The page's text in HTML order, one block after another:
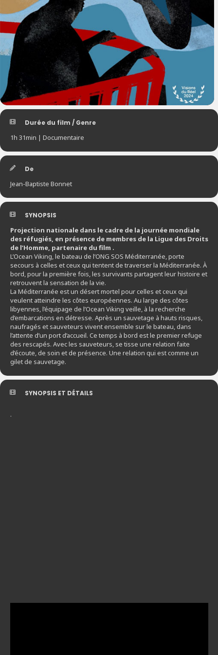
Durée du film / Genre
1h 31min | Documentaire
De
Jean-Baptiste Bonnet
SYNOPSIS
Projection nationale dans le cadre de la journée mondiale
des réfugiés, en présence de membres de la Ligue des Droits
de l’Homme, partenaire du film .
L’Ocean Viking, le bateau de l’ONG SOS Méditerranée, porte
secours à celles et ceux qui tentent de traverser la Méditerranée. À
bord, pour la première fois, les survivants partagent leur histoire et
retrouvent la sensation de la vie.
La Méditerranée est un désert mortel pour celles et ceux qui
veulent atteindre les côtes européennes. Au large des côtes
libyennes, l’équipage de l’Ocean Viking veille, à la recherche
d’embarcations en détresse. Après un sauvetage à hauts risques,
naufragés et sauveteurs vivent ensemble sur le bateau, dans
l’attente d’un port d’accueil. Ce temps à bord est le premier refuge
des rescapés. Avec les sauveteurs, se tisse une relation faite
d’écoute, de soin et de présence. Une relation qui est comme un
gilet de sauvetage.
SYNOPSIS ET DÉTAILS
.